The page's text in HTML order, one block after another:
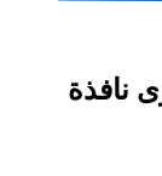
نافذة